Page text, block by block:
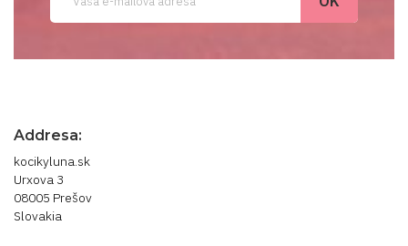
Addresa:
kocikyluna.sk
Urxova 3
08005 Prešov
Slovakia